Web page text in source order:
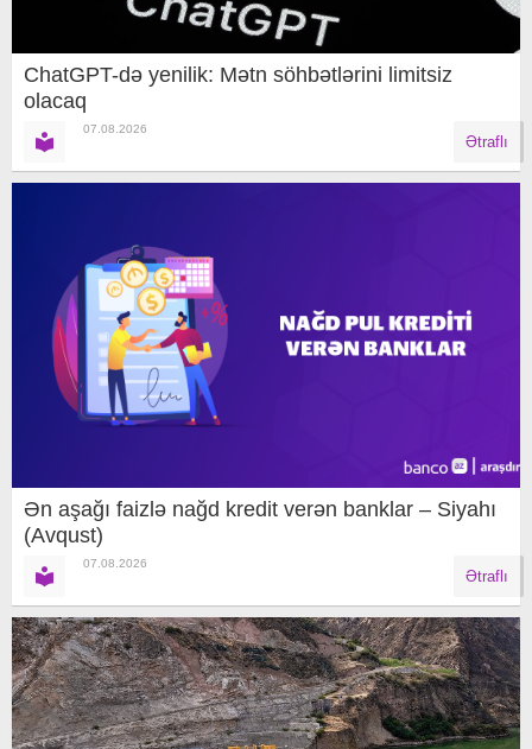
ChatGPT-də yenilik: Mətn söhbətlərini limitsiz
olacaq
07.08.2026
Ətraflı
Ən aşağı faizlə nağd kredit verən banklar – Siyahı
(Avqust)
07.08.2026
Ətraflı